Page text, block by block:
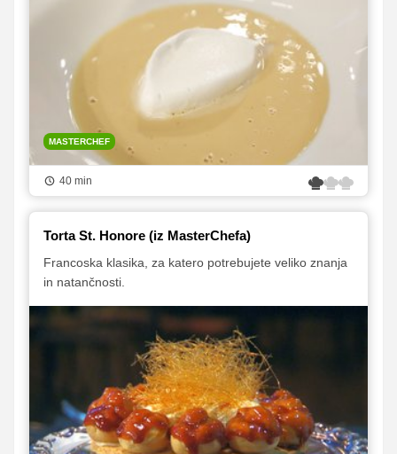
MASTERCHEF
40 min
Torta St. Honore (iz MasterChefa)
Francoska klasika, za katero potrebujete veliko znanja
in natančnosti.